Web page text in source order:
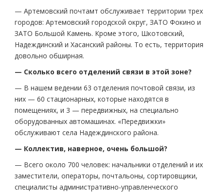
— Артемовский почтамт обслуживает территории трех
городов: Артемовский городской округ, ЗАТО Фокино и
ЗАТО Большой Камень. Кроме этого, Шкотовский,
Надеждинский и Хасанский районы. То есть, территория
довольно обширная.
— Сколько всего отделений связи в этой зоне?
— В нашем ведении 63 отделения почтовой связи, из
них — 60 стационарных, которые находятся в
помещениях, и 3 — передвижных, на специально
оборудованных автомашинах. «Передвижки»
обслуживают села Надеждинского района.
— Коллектив, наверное, очень большой?
— Всего около 700 человек: начальники отделений и их
заместители, операторы, почтальоны, сортировщики,
специалисты административно-управленческого